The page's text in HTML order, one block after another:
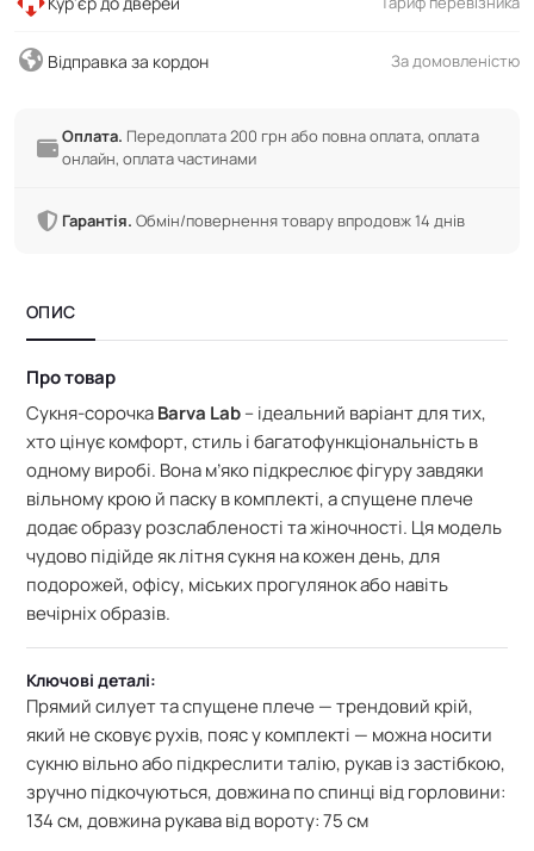
Відправка за кордон За домовленістю
Оплата. Передоплата 200 грн або повна оплата, оплата
онлайн, оплата частинами
Гарантія. Обмін/повернення товару впродовж 14 днів
ОПИС
Про товар
Сукня-сорочкаBarva Lab– ідеальний варіант для тих,
хто цінує комфорт, стиль і багатофункціональність в
одному виробі. Вона м’яко підкреслює фігуру завдяки
вільному крою й паску в комплекті, а спущене плече
додає образу розслабленості та жіночності. Ця модель
чудово підійде як літня сукня на кожен день, для
подорожей, офісу, міських прогулянок або навіть
вечірніх образів.
Ключові деталі:
Прямий силует та спущене плече — трендовий крій,
який не сковує рухів, пояс у комплекті — можна носити
сукню вільно або підкреслити талію, рукав із застібкою,
зручно підкочуються, довжина по спинці від горловини:
134 см, довжина рукава від вороту: 75 см